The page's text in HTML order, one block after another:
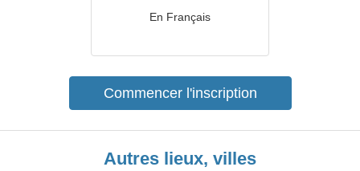
En Français
Commencer l'inscription
Autres lieux, villes